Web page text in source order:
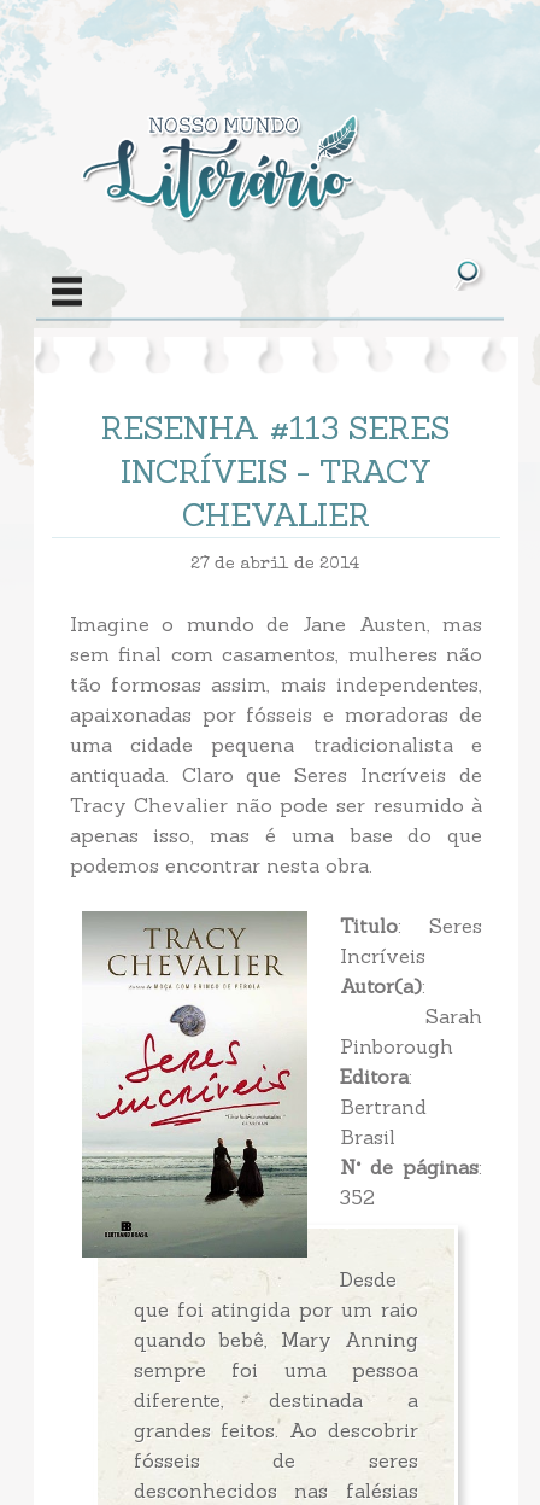
RESENHA #113 SERES
INCRÍVEIS - TRACY
CHEVALIER
27 de abril de 2014
Imagine o mundo de Jane Austen, mas
sem final com casamentos, mulheres não
tão formosas assim, mais independentes,
apaixonadas por fósseis e moradoras de
uma cidade pequena tradicionalista e
antiquada. Claro que Seres Incríveis de
Tracy Chevalier não pode ser resumido à
apenas isso, mas é uma base do que
podemos encontrar nesta obra.
Titulo: Seres
Incríveis
Autor(a):
Sarah
Pinborough
Editora:
Bertrand
Brasil
N° de páginas:
352
Desde
que foi atingida por um raio
quando bebê, Mary Anning
sempre foi uma pessoa
diferente, destinada a
grandes feitos. Ao descobrir
fósseis de seres
desconhecidos nas falésias